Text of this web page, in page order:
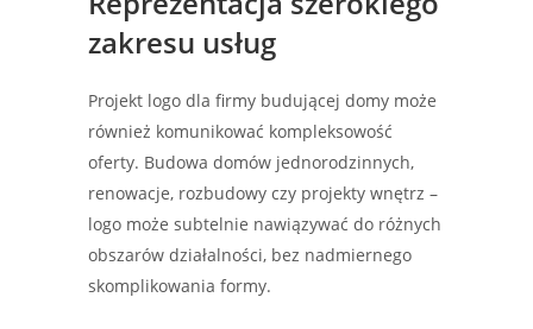
zakresu usług
Projekt logo dla firmy budującej domy może
również komunikować kompleksowość
oferty. Budowa domów jednorodzinnych,
renowacje, rozbudowy czy projekty wnętrz –
logo może subtelnie nawiązywać do różnych
obszarów działalności, bez nadmiernego
skomplikowania formy.